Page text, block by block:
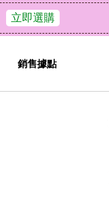
49
天
2
小時
28
分鐘
銷售據點